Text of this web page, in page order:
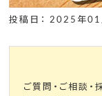
投稿日： 2025年01
ご質問・ご相談